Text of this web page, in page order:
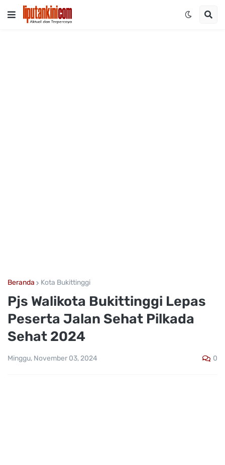
Beranda Kota Bukittinggi
Pjs Walikota Bukittinggi Lepas
Peserta Jalan Sehat Pilkada
Sehat 2024
Minggu, November 03, 2024 0